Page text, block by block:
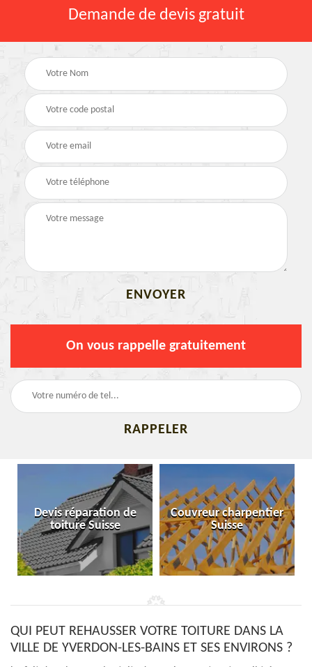
Demande de devis gratuit
On vous rappelle gratuitement
Devis réparation de
toiture Suisse
Couvreur charpentier
Suisse
QUI PEUT REHAUSSER VOTRE TOITURE DANS LA
VILLE DE YVERDON-LES-BAINS ET SES ENVIRONS ?